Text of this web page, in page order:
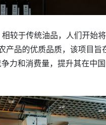
较于传统油品，人们开始
品的优质品质，该项目旨
力和消费量，提升其在中